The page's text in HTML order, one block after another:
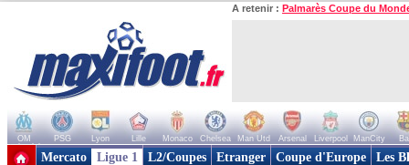
A retenir : Palmarès Coupe du
OM PSG Lyon Lille Monaco Chelsea Man Utd Arsenal Liverpool ManCity
+ de clubs
Mercato Ligue 1 L2/Coupes Etranger Coupe d'Europe Les